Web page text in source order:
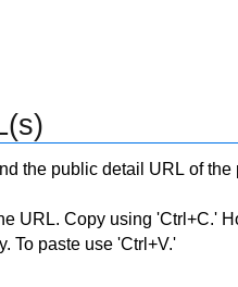
the public detail URL of
URL. Copy using 'Ctrl+C.'
To paste use 'Ctrl+V.'